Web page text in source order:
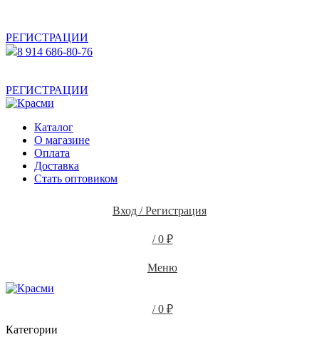
РЕГИСТРАЦИИ
8 914 686-80-76
РЕГИСТРАЦИИ
Каталог
О магазине
Оплата
Доставка
Стать оптовиком
Вход / Регистрация
/ 0 ₽
Меню
/ 0 ₽
Категории